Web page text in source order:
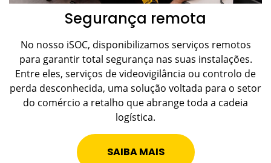
Segurança remota
No nosso iSOC, disponibilizamos serviços remotos
para garantir total segurança nas suas instalações.
Entre eles, serviços de videovigilância ou controlo de
perda desconhecida, uma solução voltada para o setor
do comércio a retalho que abrange toda a cadeia
logística.
SAIBA MAIS